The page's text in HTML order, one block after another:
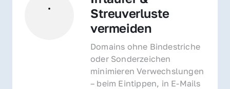
Streuverluste
vermeiden
Domains ohne Bindestriche
oder Sonderzeichen
minimieren Verwechslungen
– beim Eintippen, in E-Mails